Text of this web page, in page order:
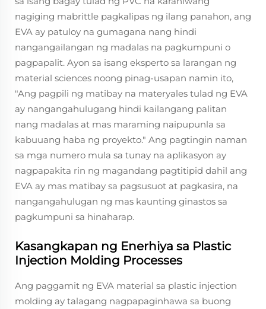
nagiging mabrittle pagkalipas ng ilang panahon, ang
EVA ay patuloy na gumagana nang hindi
nangangailangan ng madalas na pagkumpuni o
pagpapalit. Ayon sa isang eksperto sa larangan ng
material sciences noong pinag-usapan namin ito,
"Ang pagpili ng matibay na materyales tulad ng EVA
ay nangangahulugang hindi kailangang palitan
nang madalas at mas maraming naipupunla sa
kabuuang haba ng proyekto." Ang pagtingin naman
sa mga numero mula sa tunay na aplikasyon ay
nagpapakita rin ng magandang pagtitipid dahil ang
EVA ay mas matibay sa pagsusuot at pagkasira, na
nangangahulugan ng mas kaunting ginastos sa
pagkumpuni sa hinaharap.
Kasangkapan ng Enerhiya sa Plastic
Injection Molding Processes
Ang paggamit ng EVA material sa plastic injection
molding ay talagang nagpapaginhawa sa buong